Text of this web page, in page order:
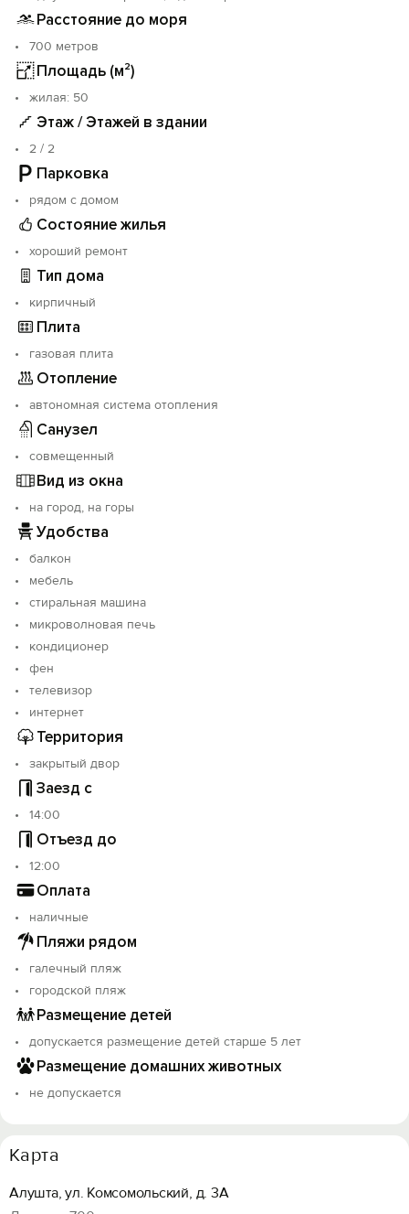
К морю, на Набережную Профессорского уголка 5
мин. пешком, в середине пути есть небольшой спуск,
т.е. в обратную сторону - небольшой подъем. Пляжи
столовые, кафе, рестораны, продуктовые, винный
магазины, рынок, сувенирные лавки. Ближайшая
остановка транспорта по городу и за его пределы,
сан.«Киев» с круглогодичной лечебной базой
расположены в двух минутах от дома. Аквапарк
находится на набережной Профессорского уголка в
10-ти минутах от дома.
Расстояние до моря
700 метров
Площадь (м²)
жилая: 50
Этаж / Этажей в здании
2 / 2
Парковка
рядом с домом
Состояние жилья
хороший ремонт
Тип дома
кирпичный
Плита
газовая плита
Отопление
автономная система отопления
Санузел
совмещенный
Вид из окна
на город, на горы
Удобства
балкон
мебель
стиральная машина
микроволновая печь
кондиционер
фен
телевизор
интернет
Территория
закрытый двор
Заезд с
14:00
Отъезд до
12:00
Оплата
наличные
Пляжи рядом
галечный пляж
городской пляж
Размещение детей
допускается размещение детей старше 5 лет
Размещение домашних животных
не допускается
Карта
Алушта, ул. Комсомольский, д. 3А